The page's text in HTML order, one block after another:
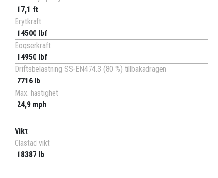
17,1 ft
Brytkraft
14500 lbf
Bogserkraft
14950 lbf
Driftsbelastning SS-EN474.3 (80 %) tillbakadragen
7716 lb
Max. hastighet
24,9 mph
Vikt
Olastad vikt
18387 lb